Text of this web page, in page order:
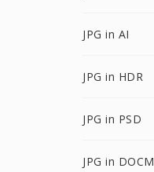
JPG in AI
JPG in HDR
JPG in PSD
JPG in DOCM